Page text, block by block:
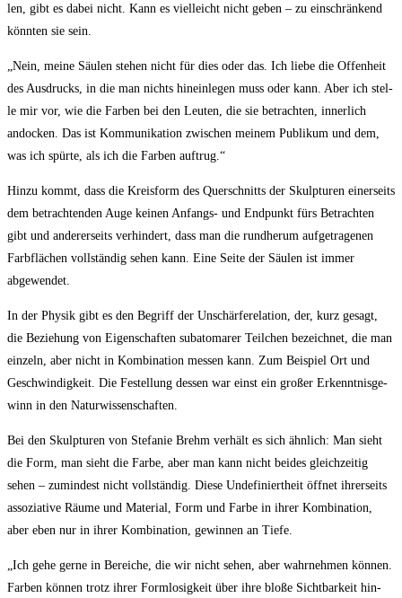
len, gibt es dabei nicht. Kann es viel­leicht nicht geben – zu ein­schrän­kend
könn­ten sie sein.
„Nein, mei­ne Säu­len ste­hen nicht für dies oder das. Ich lie­be die Offen­heit
des Aus­drucks, in die man nichts hin­ein­le­gen muss oder kann. Aber ich stel­
le mir vor, wie die Far­ben bei den Leu­ten, die sie betrach­ten, inner­lich
ando­cken. Das ist Kom­mu­ni­ka­ti­on zwi­schen mei­nem Publi­kum und dem,
was ich spür­te, als ich die Far­ben auftrug.“
Hin­zu kommt, dass die Kreis­form des Quer­schnitts der Skulp­tu­ren einer­seits
dem betrach­ten­den Auge kei­nen Anfangs- und End­punkt fürs Betrach­ten
gibt und ande­rer­seits ver­hin­dert, dass man die rund­her­um auf­ge­tra­ge­nen
Farb­flä­chen voll­stän­dig sehen kann. Eine Sei­te der Säu­len ist immer
abgewendet.
In der Phy­sik gibt es den Begriff der Unschär­fe­re­la­ti­on, der, kurz gesagt,
die Bezie­hung von Eigen­schaf­ten sub­ato­ma­rer Teil­chen bezeich­net, die man
ein­zeln, aber nicht in Kom­bi­na­ti­on mes­sen kann. Zum Bei­spiel Ort und
Geschwin­dig­keit. Die Festel­lung des­sen war einst ein gro­ßer Erkennt­nis­ge­
winn in den Naturwissenschaften.
Bei den Skulp­tu­ren von Ste­fa­nie Brehm ver­hält es sich ähn­lich: Man sieht
die Form, man sieht die Far­be, aber man kann nicht bei­des gleich­zei­tig
sehen – zumin­dest nicht voll­stän­dig. Die­se Unde­fi­niert­heit öff­net ihrer­seits
asso­zia­ti­ve Räu­me und Mate­ri­al, Form und Far­be in ihrer Kom­bi­na­ti­on,
aber eben nur in ihrer Kom­bi­na­ti­on, gewin­nen an Tiefe.
„Ich gehe ger­ne in Berei­che, die wir nicht sehen, aber wahr­neh­men kön­nen.
Far­ben kön­nen trotz ihrer Form­lo­sig­keit über ihre blo­ße Sicht­bar­keit hin­